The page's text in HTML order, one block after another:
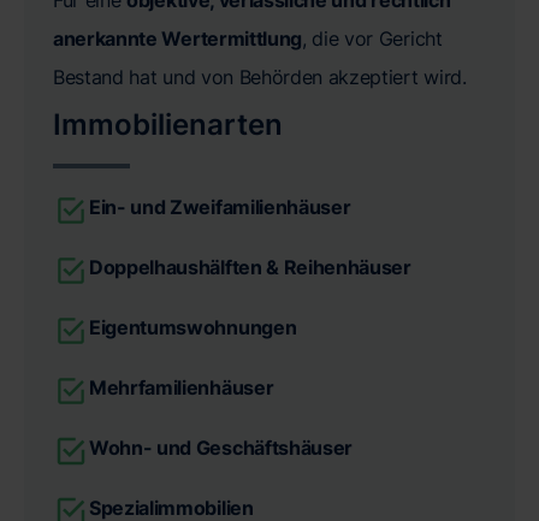
anerkannte Wertermittlung, die vor Gericht
Bestand hat und von Behörden akzeptiert wird.
Immobilienarten
Ein- und Zweifamilienhäuser
Doppelhaushälften & Reihenhäuser
Eigentumswohnungen
Mehrfamilienhäuser
Wohn- und Geschäftshäuser
Spezialimmobilien